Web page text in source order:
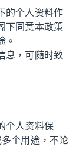
的个人资料作
下同意本政策
。
息，可随时致
个人资料保
个用途，不论